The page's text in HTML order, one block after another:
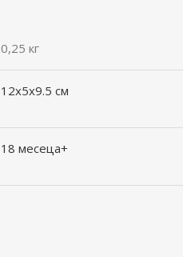
0,25 кг
12x5x9.5 см
18 месеца+